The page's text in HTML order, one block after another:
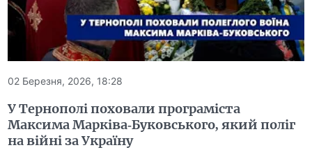
02 Березня, 2026, 18:28
У Тернополі поховали програміста
Максима Марківа-Буковського, який поліг
на війні за Україну